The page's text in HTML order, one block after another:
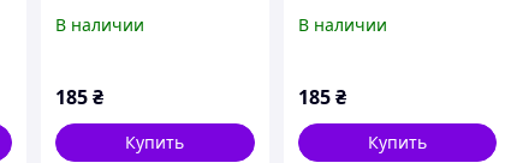
В наличии
185₴
Купить
В наличии
185 ₴
Купить